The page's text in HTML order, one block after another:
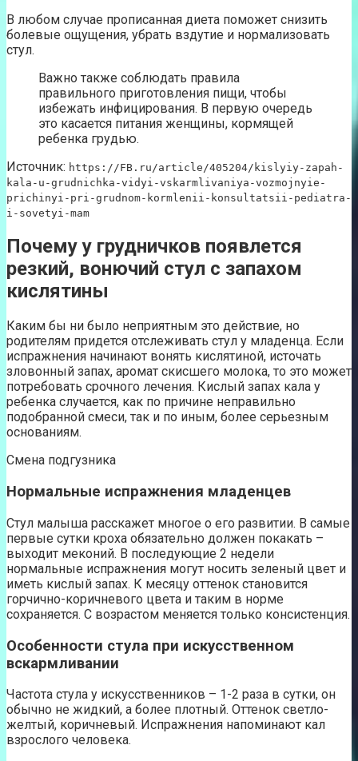
В любом случае прописанная диета поможет снизить
болевые ощущения, убрать вздутие и нормализовать
стул.
Важно также соблюдать правила
правильного приготовления пищи, чтобы
избежать инфицирования. В первую очередь
это касается питания женщины, кормящей
ребенка грудью.
Источник: https://FB.ru/article/405204/kislyiy-zapah-
kala-u-grudnichka-vidyi-vskarmlivaniya-vozmojnyie-
prichinyi-pri-grudnom-kormlenii-konsultatsii-pediatra-
i-sovetyi-mam
Почему у грудничков появлется
резкий, вонючий стул с запахом
кислятины
Каким бы ни было неприятным это действие, но
родителям придется отслеживать стул у младенца. Если
испражнения начинают вонять кислятиной, источать
зловонный запах, аромат скисшего молока, то это может
потребовать срочного лечения. Кислый запах кала у
ребенка случается, как по причине неправильно
подобранной смеси, так и по иным, более серьезным
основаниям.
Смена подгузника
Нормальные испражнения младенцев
Стул малыша расскажет многое о его развитии. В самые
первые сутки кроха обязательно должен покакать –
выходит меконий. В последующие 2 недели
нормальные испражнения могут носить зеленый цвет и
иметь кислый запаx. К месяцу оттенок становится
горчично-коричневого цвета и таким в норме
сохраняется. С возрастом меняется только консистенция.
Особенности стула при искусственном
вскармливании
Частота стула у искусственников – 1-2 раза в сутки, он
обычно не жидкий, а более плотный. Оттенок светло-
желтый, коричневый. Испражнения напоминают кал
взрослого человека.